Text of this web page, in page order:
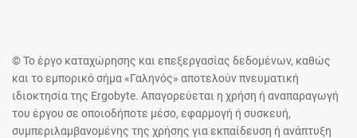
© Το έργο καταχώρησης και επεξεργασίας δεδομένων, καθώς
και το εμπορικό σήμα «Γαληνός» αποτελούν πνευματική
ιδιοκτησία της Ergobyte. Απαγορεύεται η χρήση ή αναπαραγωγή
του έργου σε οποιοδήποτε μέσο, εφαρμογή ή συσκευή,
συμπεριλαμβανομένης της χρήσης για εκπαίδευση ή ανάπτυξη